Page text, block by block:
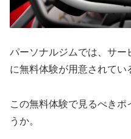
パーソナルジムでは、サー
に無料体験が用意されてい
この無料体験で見るべきポ
うか。